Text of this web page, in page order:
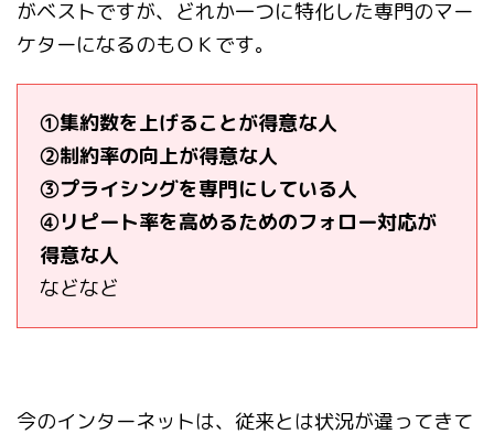
がベストですが、どれか一つに特化した専門のマー
ケターになるのもＯＫです。
①集約数を上げることが得意な人
②制約率の向上が得意な人
③プライシングを専門にしている人
④リピート率を高めるためのフォロー対応が
得意な人
などなど
今のインターネットは、従来とは状況が違ってきて